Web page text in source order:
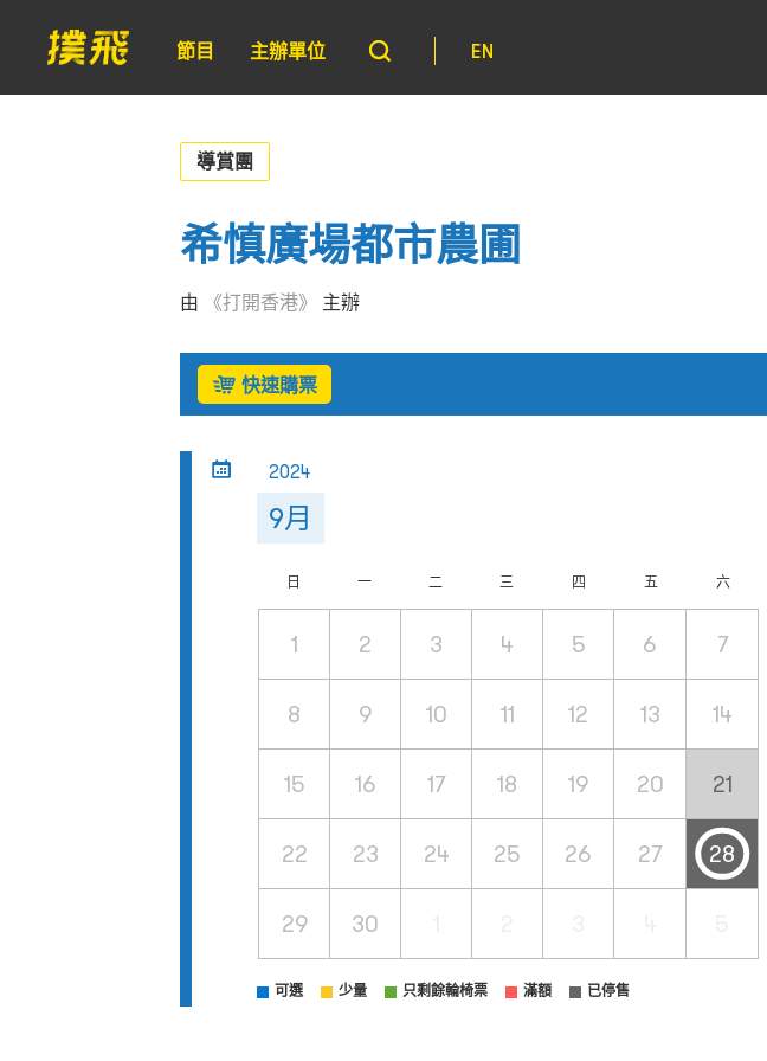
節目 主辦單位 EN
導賞團
希慎廣場都市農圃
由 《打開香港》 主辦
快速購票
2024
9月
日 一 二 三 四 五 六
1 2 3 4 5 6 7
8 9 10 11 12 13 14
15 16 17 18 19 20 21
22 23 24 25 26 27 28
29 30
可選 少量 只剩餘輪椅票 滿額 已停售